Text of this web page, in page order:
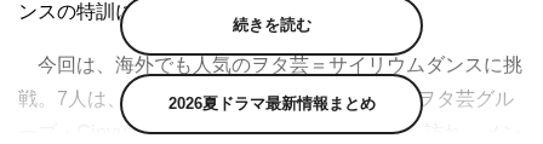
ンスの特訓に挑んだ。
今回は、海外でも人気のヲタ芸＝サイリウムダンスに挑
戦。7人は、そのパイオニア的存在ともいえるヲタ芸グル
ープ・GinyuforcE（ギニューフォース）の元を訪れ、メン
続きを読む
2026夏ドラマ最新情報まとめ